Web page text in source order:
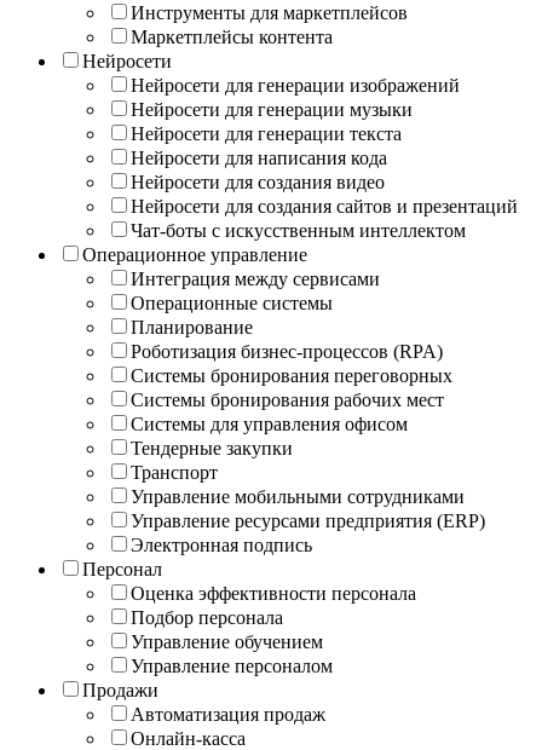
Инструменты для маркетплейсов
Маркетплейсы контента
Нейросети
Нейросети для генерации изображений
Нейросети для генерации музыки
Нейросети для генерации текста
Нейросети для написания кода
Нейросети для создания видео
Нейросети для создания сайтов и презентаций
Чат-боты с искусственным интеллектом
Операционное управление
Интеграция между сервисами
Операционные системы
Планирование
Роботизация бизнес-процессов (RPA)
Системы бронирования переговорных
Системы бронирования рабочих мест
Системы для управления офисом
Тендерные закупки
Транспорт
Управление мобильными сотрудниками
Управление ресурсами предприятия (ERP)
Электронная подпись
Персонал
Оценка эффективности персонала
Подбор персонала
Управление обучением
Управление персоналом
Продажи
Автоматизация продаж
Онлайн-касса